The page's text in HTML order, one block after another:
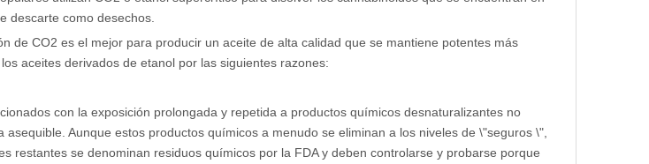
descarte como desechos.
de CO2 es el mejor para producir un aceite de alta calidad que se mantiene potentes más
aceites derivados de etanol por las siguientes razones:
con la exposición prolongada y repetida a productos químicos desnaturalizantes no
Aunque estos productos químicos a menudo se eliminan a los niveles de \"seguros \",
restantes se denominan residuos químicos por la FDA y deben controlarse y probarse porque